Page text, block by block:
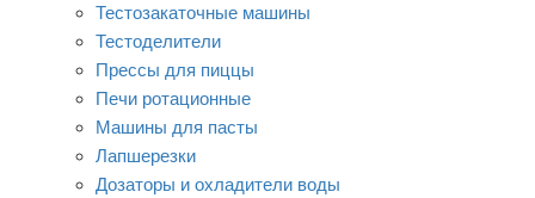
Тестозакаточные машины
Тестоделители
Прессы для пиццы
Печи ротационные
Машины для пасты
Лапшерезки
Дозаторы и охладители воды